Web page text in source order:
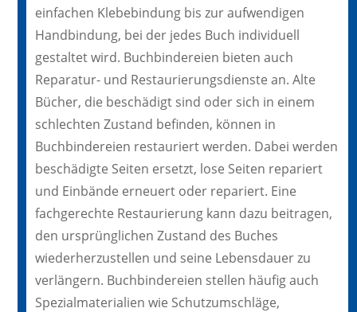
einfachen Klebebindung bis zur aufwendigen
Handbindung, bei der jedes Buch individuell
gestaltet wird. Buchbindereien bieten auch
Reparatur- und Restaurierungsdienste an. Alte
Bücher, die beschädigt sind oder sich in einem
schlechten Zustand befinden, können in
Buchbindereien restauriert werden. Dabei werden
beschädigte Seiten ersetzt, lose Seiten repariert
und Einbände erneuert oder repariert. Eine
fachgerechte Restaurierung kann dazu beitragen,
den ursprünglichen Zustand des Buches
wiederherzustellen und seine Lebensdauer zu
verlängern. Buchbindereien stellen häufig auch
Spezialmaterialien wie Schutzumschläge,